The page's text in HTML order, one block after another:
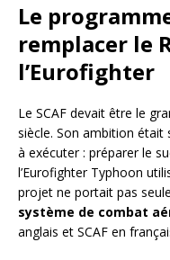
Le
remplacer le
l’Eurofighter
Le SCAF devait être le
siècle. Son ambition
à exécuter : préparer le
l’Eurofighter Typhoon
projet ne portait pas
système de combat
anglais et SCAF en